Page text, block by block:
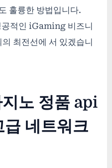
훌륭한 방법입니다.
적인 iGaming 비즈니
최전선에 서 있겠습니
노 정품 api
급 네트워크